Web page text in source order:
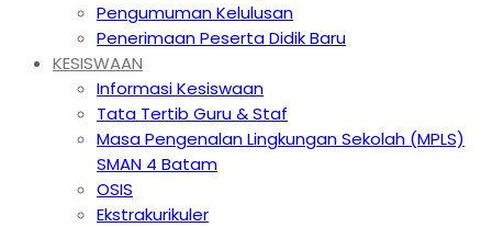
Pengumuman Kelulusan
Penerimaan Peserta Didik Baru
KESISWAAN
Informasi Kesiswaan
Tata Tertib Guru & Staf
Masa Pengenalan Lingkungan Sekolah (MPLS)
SMAN 4 Batam
OSIS
Ekstrakurikuler